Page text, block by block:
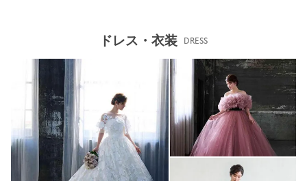
ドレス・衣装 DRESS